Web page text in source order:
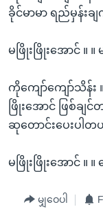
ခိုင်မာမာ ရည်မှန်းခ
မဖြိုးဖြိုးအောင် ။ ။
ကိုကျော်ကျော်သိန်း
ဖြိုးအောင် ဖြစ်ချ
ဆုတောင်းပေးပါတ
မဖြိုးဖြိုးအောင် ။
မျှဝေပါ